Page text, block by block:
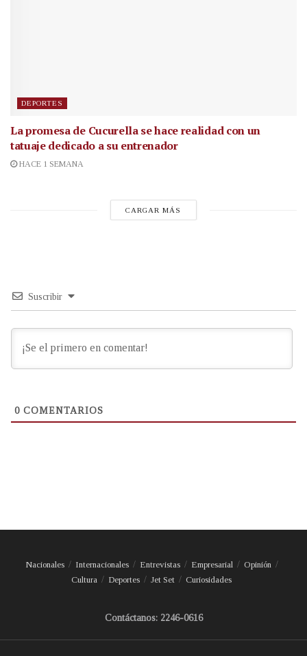
DEPORTES
La promesa de Cucurella se hace realidad con un
tatuaje dedicado a su entrenador
HACE 1 SEMANA
CARGAR MÁS
Suscribir
0 COMENTARIOS
Nacionales Internacionales Entrevistas Empresarial
Opinión
Cultura
Deportes Jet Set Curiosidades
Contáctanos: 2246-0616